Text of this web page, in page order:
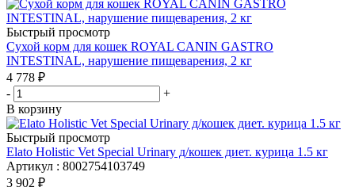
Быстрый просмотр
Сухой корм для кошек ROYAL CANIN GASTRO
INTESTINAL, нарушение пищеварения, 2 кг
4 778 ₽
-
+
В корзину
Быстрый просмотр
Elato Holistic Vet Special Urinary д/кошек диет. курица 1.5 кг
Артикул : 8002754103749
3 902 ₽